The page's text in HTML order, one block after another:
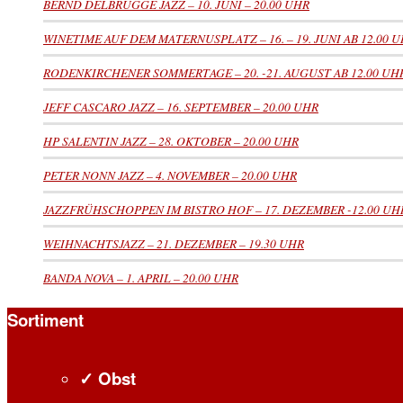
BERND DELBRÜGGE JAZZ – 10. JUNI – 20.00 UHR
WINETIME AUF DEM MATERNUSPLATZ – 16. – 19. JUNI AB 12.00
RODENKIRCHENER SOMMERTAGE – 20. -21. AUGUST AB 12.00
JEFF CASCARO JAZZ – 16. SEPTEMBER – 20.00 UHR
HP SALENTIN JAZZ – 28. OKTOBER – 20.00 UHR
PETER NONN JAZZ – 4. NOVEMBER – 20.00 UHR
JAZZFRÜHSCHOPPEN IM BISTRO HOF – 17. DEZEMBER -12.00
WEIHNACHTSJAZZ – 21. DEZEMBER – 19.30 UHR
BANDA NOVA – 1. APRIL – 20.00 UHR
Sortiment
✓ Obst